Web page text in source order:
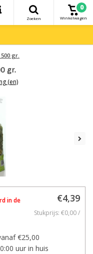
Zoeken
0
Winkelwagen
gr.
gr.
(en)
in de
€4,39
Stukprijs: €0,00 /
€25,00
uur in huis